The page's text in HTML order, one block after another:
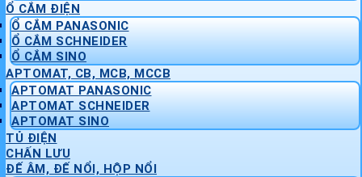
Ổ CẮM ĐIỆN
Ổ CẮM PANASONIC
Ổ CẮM SCHNEIDER
Ổ CẮM SINO
APTOMAT, CB, MCB, MCCB
APTOMAT PANASONIC
APTOMAT SCHNEIDER
APTOMAT SINO
TỦ ĐIỆN
CHẤN LƯU
ĐẾ ÂM, ĐẾ NỔI, HỘP NỔI